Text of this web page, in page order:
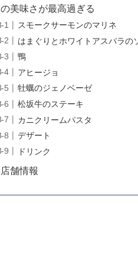
の美味さが最高過ぎる
スモークサーモンのマリネ
はまぐりとホワイトアスパラの
鴨
アヒージョ
牡蠣のジェノベーゼ
松坂牛のステーキ
カニクリームパスタ
デザート
ドリンク
店舗情報